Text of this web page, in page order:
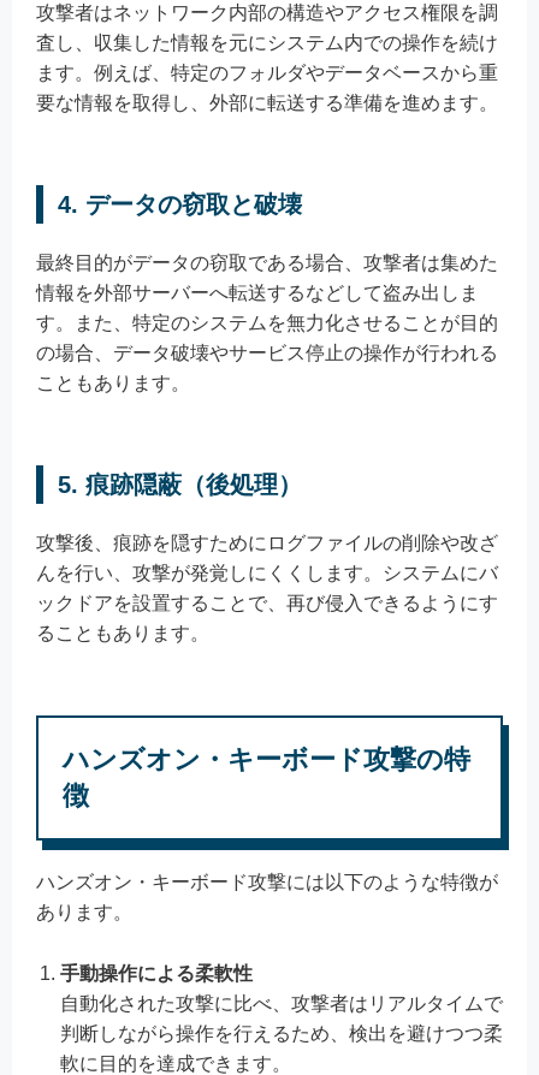
攻撃者はネットワーク内部の構造やアクセス権限を調
査し、収集した情報を元にシステム内での操作を続け
ます。例えば、特定のフォルダやデータベースから重
要な情報を取得し、外部に転送する準備を進めます。
4. データの窃取と破壊
最終目的がデータの窃取である場合、攻撃者は集めた
情報を外部サーバーへ転送するなどして盗み出しま
す。また、特定のシステムを無力化させることが目的
の場合、データ破壊やサービス停止の操作が行われる
こともあります。
5. 痕跡隠蔽（後処理）
攻撃後、痕跡を隠すためにログファイルの削除や改ざ
んを行い、攻撃が発覚しにくくします。システムにバ
ックドアを設置することで、再び侵入できるようにす
ることもあります。
ハンズオン・キーボード攻撃の特
徴
ハンズオン・キーボード攻撃には以下のような特徴が
あります。
手動操作による柔軟性
自動化された攻撃に比べ、攻撃者はリアルタイムで
判断しながら操作を行えるため、検出を避けつつ柔
軟に目的を達成できます。